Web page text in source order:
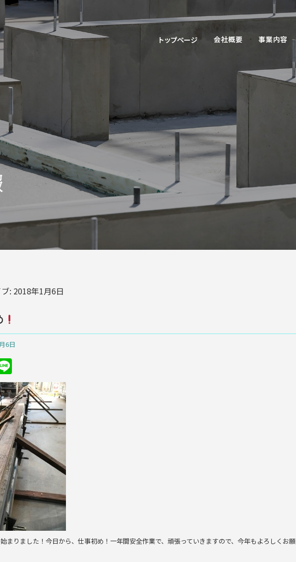
: 2018年1月6日
6日
n
e
まりました！今日から、仕事初め！一年間安全作業で、頑張っていきますので、今年もよろしくお願